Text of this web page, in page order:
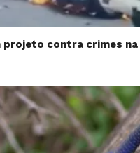
contra crimes na